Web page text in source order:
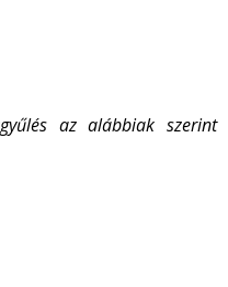
az alábbiak szerint